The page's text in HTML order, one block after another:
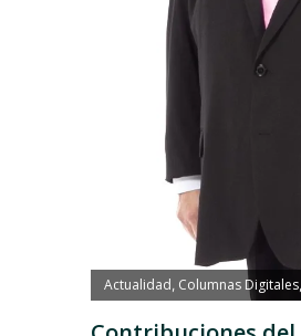
Actualidad, Columnas Digitales,